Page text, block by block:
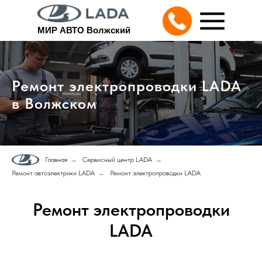
МИР АВТО Волжский
Ремонт электропроводки LADA
в Волжском
Главная → Сервисный центр LADA →
Ремонт автоэлектрики LADA → Ремонт электропроводки LADA
Ремонт электропроводки
LADA